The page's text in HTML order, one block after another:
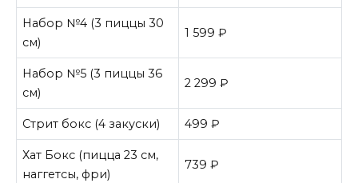
Набор №4 (3 пиццы 30
см)
1 599 ₽
Набор №5 (3 пиццы 36
см)
2 299 ₽
Стрит бокс (4 закуски) 499 ₽
Хат Бокс (пицца 23 см,
наггетсы, фри)
739 ₽